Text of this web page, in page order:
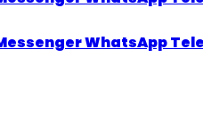
WhatsApp